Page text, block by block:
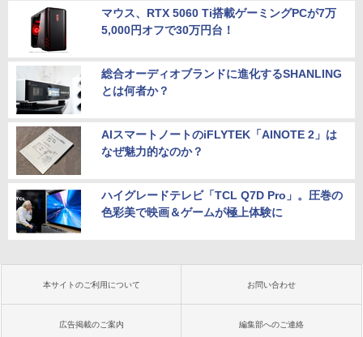
マウス、RTX 5060 Ti搭載ゲーミングPCが7万
5,000円オフで30万円台！
総合オーディオブランドに進化するSHANLING
とは何者か？
AIスマートノートのiFLYTEK「AINOTE 2」は
なぜ魅力的なのか？
ハイグレードテレビ「TCL Q7D Pro」。圧巻の
色彩美で映画＆ゲームが極上体験に
本サイトのご利用について お問い合わせ
広告掲載のご案内 編集部へのご連絡